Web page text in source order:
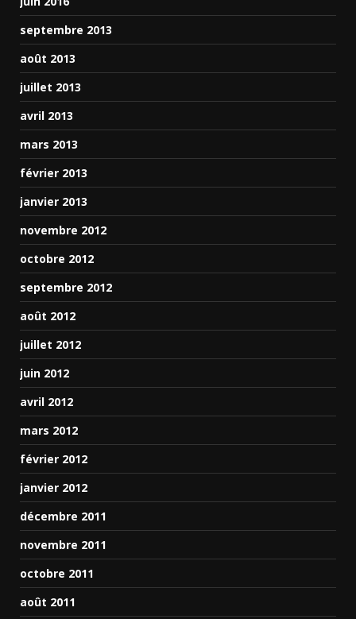
septembre 2013
août 2013
juillet 2013
avril 2013
mars 2013
février 2013
janvier 2013
novembre 2012
octobre 2012
septembre 2012
août 2012
juillet 2012
juin 2012
avril 2012
mars 2012
février 2012
janvier 2012
décembre 2011
novembre 2011
octobre 2011
août 2011